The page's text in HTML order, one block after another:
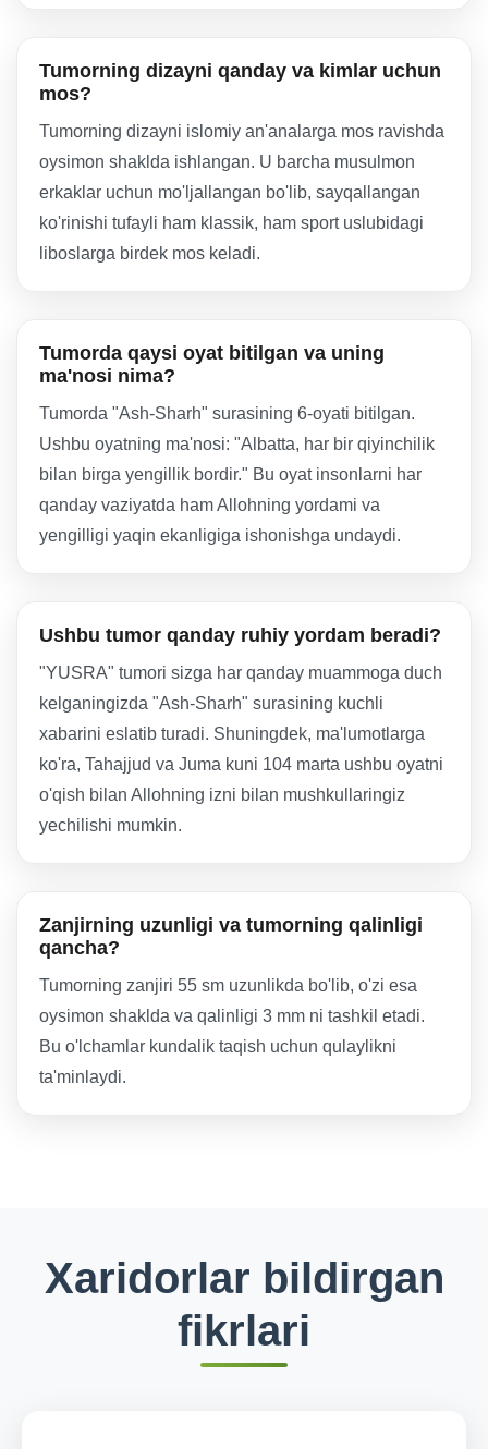
Tumorning dizayni qanday va kimlar uchun
mos?
Tumorning dizayni islomiy an'analarga mos ravishda
oysimon shaklda ishlangan. U barcha musulmon
erkaklar uchun mo'ljallangan bo'lib, sayqallangan
ko'rinishi tufayli ham klassik, ham sport uslubidagi
liboslarga birdek mos keladi.
Tumorda qaysi oyat bitilgan va uning
ma'nosi nima?
Tumorda "Ash-Sharh" surasining 6-oyati bitilgan.
Ushbu oyatning ma'nosi: "Albatta, har bir qiyinchilik
bilan birga yengillik bordir." Bu oyat insonlarni har
qanday vaziyatda ham Allohning yordami va
yengilligi yaqin ekanligiga ishonishga undaydi.
Ushbu tumor qanday ruhiy yordam beradi?
"YUSRA" tumori sizga har qanday muammoga duch
kelganingizda "Ash-Sharh" surasining kuchli
xabarini eslatib turadi. Shuningdek, ma'lumotlarga
ko'ra, Tahajjud va Juma kuni 104 marta ushbu oyatni
o'qish bilan Allohning izni bilan mushkullaringiz
yechilishi mumkin.
Zanjirning uzunligi va tumorning qalinligi
qancha?
Tumorning zanjiri 55 sm uzunlikda bo'lib, o'zi esa
oysimon shaklda va qalinligi 3 mm ni tashkil etadi.
Bu o'lchamlar kundalik taqish uchun qulaylikni
ta'minlaydi.
Xaridorlar bildirgan
fikrlari